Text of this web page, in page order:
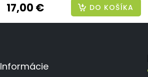
17,00 € DO KOŠÍKA
Informácie